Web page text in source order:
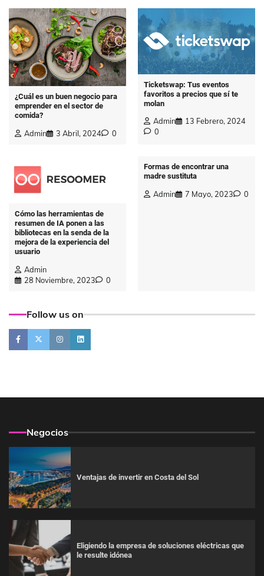
¿Cuál es un buen negocio para
emprender en el sector de
comida?
Admin 3 Abril, 2024 0
Ticketswap: Tus eventos
favoritos a precios que sí te
molan
Admin
13 Febrero, 2024
0
Cómo las herramientas de
resumen de IA ponen a las
bibliotecas en la senda de la
mejora de la experiencia del
usuario
Admin
28 Noviembre, 2023
0
Formas de encontrar una
madre sustituta
Admin 7 Mayo, 2023 0
Follow us on
Negocios
Ventajas de invertir en Costa del Sol
Eligiendo la empresa de soluciones eléctricas que
le resulte idónea